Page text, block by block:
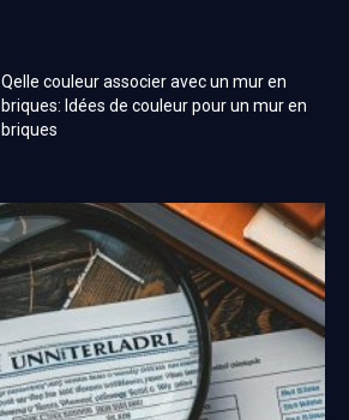
Qelle couleur associer avec un mur en
briques: Idées de couleur pour un mur en
briques